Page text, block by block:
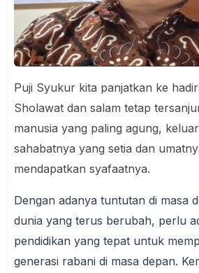
Puji Syukur kita panjatkan ke
Sholawat dan salam tetap
manusia yang paling agung,
sahabatnya yang setia dan
mendapatkan syafaatnya.
Dengan adanya tuntutan di masa
dunia yang terus berubah, perlu
pendidikan yang tepat untuk
generasi rabani di masa depan.